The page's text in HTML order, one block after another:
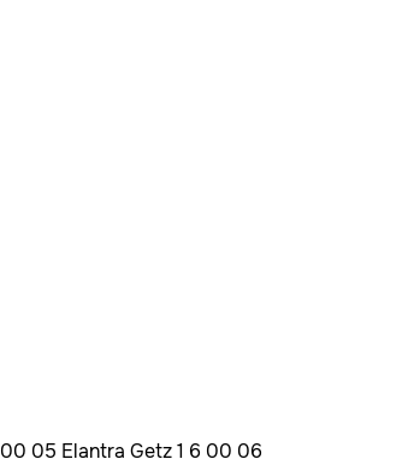
05 Elantra Getz 1 6 00 06